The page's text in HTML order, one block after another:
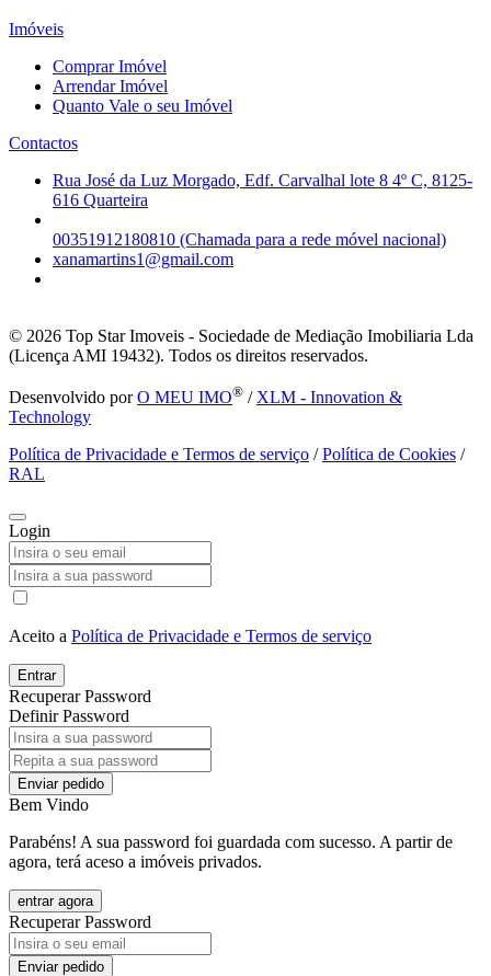
Imóveis
Comprar Imóvel
Arrendar Imóvel
Quanto Vale o seu Imóvel
Contactos
Rua José da Luz Morgado, Edf. Carvalhal lote 8 4º C, 8125-
616 Quarteira
00351912180810 (Chamada para a rede móvel nacional)
xanamartins1@gmail.com
© 2026 Top Star Imoveis - Sociedade de Mediação Imobiliaria Lda
(Licença AMI 19432). Todos os direitos reservados.
Desenvolvido porO MEU IMO® / XLM - Innovation &
Technology
Política de Privacidade e Termos de serviço /Política de Cookies /
RAL
Login
Aceito a Política de Privacidade e Termos de serviço
Entrar
Recuperar Password
Definir Password
Enviar pedido
Bem Vindo
Parabéns! A sua password foi guardada com sucesso. A partir de
agora, terá aceso a imóveis privados.
entrar agora
Recuperar Password
Enviar pedido